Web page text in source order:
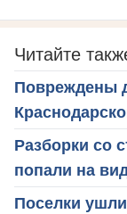
Читайте
Повреждены
Разборки со
попали на
Поселки